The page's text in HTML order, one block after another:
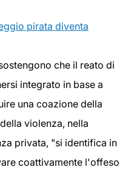
pirata diventa
che il reato di
integrato in base a
una coazione della
violenza, nella
privata, "si identifica in
coattivamente l'offeso